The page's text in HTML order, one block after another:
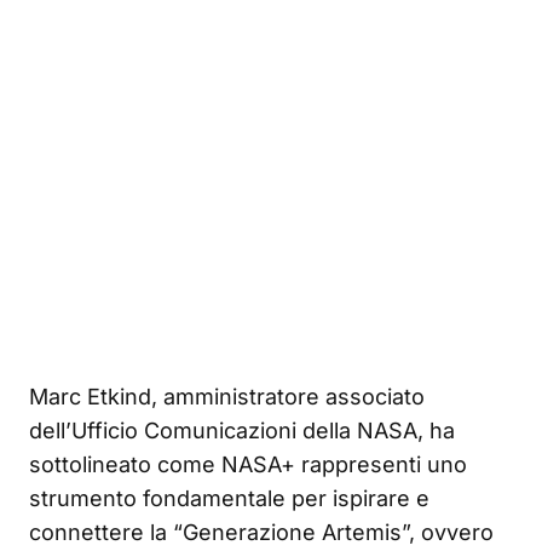
Marc Etkind, amministratore associato
dell’Ufficio Comunicazioni della NASA, ha
sottolineato come NASA+ rappresenti uno
strumento fondamentale per ispirare e
connettere la “Generazione Artemis”, ovvero